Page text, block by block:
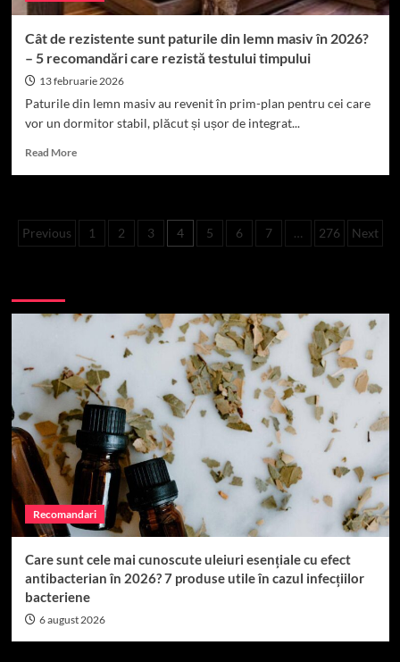
Cât de rezistente sunt paturile din lemn masiv în 2026?
– 5 recomandări care rezistă testului timpului
13 februarie 2026
Paturile din lemn masiv au revenit în prim-plan pentru cei care
vor un dormitor stabil, plăcut și ușor de integrat...
Read MoreRead
de
rezistente
masiv
2026?
–
5
recomandări
care
rezistă
testului
timpului
Paginație
Previous 1 2 3 4 5 6 7 … 276 Next
Recomandari
Care sunt cele mai cunoscute uleiuri esențiale cu efect
antibacterian în 2026? 7 produse utile în cazul infecțiilor
bacteriene
6 august 2026